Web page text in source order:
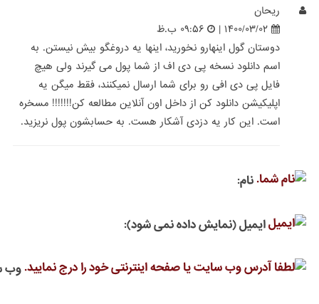
ریحان
۱۴۰۰/۰۳/۰۲ |
۰۹:۵۶ ب.ظ
دوستان گول اینهارو نخورید، اینها یه دروغگو بیش نیستن. به
اسم دانلود نسخه پی دی اف از شما پول می گیرند ولی هیچ
فایل پی دی افی رو برای شما ارسال نمیکنند، فقط میگن یه
اپلیکیشن دانلود کن از داخل اون آنلاین مطالعه کن!!!!!!! مسخره
است. این کار یه دزدی آشکار هست. به حسابشون پول نریزید.
نام:
ایمیل (نمایش داده نمی شود):
وب